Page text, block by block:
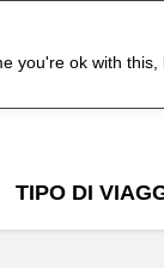
you're ok with this,
TIPO DI